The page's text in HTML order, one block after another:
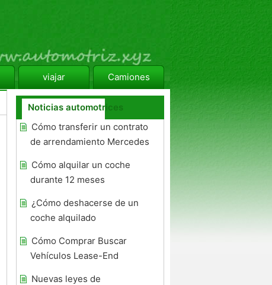
viajar Camiones
Noticias automotrices
Cómo transferir un contrato
de arrendamiento Mercedes
Cómo alquilar un coche
durante 12 meses
¿Cómo deshacerse de un
coche alquilado
Cómo Comprar Buscar
Vehículos Lease-End
Nuevas leyes de